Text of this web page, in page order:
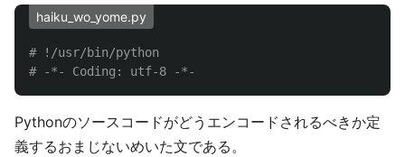
haiku_wo_yome.py
# !/usr/bin/python
Pythonのソースコードがどうエンコードされるべきか定
義するおまじないめいた文である。